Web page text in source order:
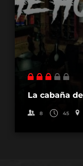
La cabaña
8 45